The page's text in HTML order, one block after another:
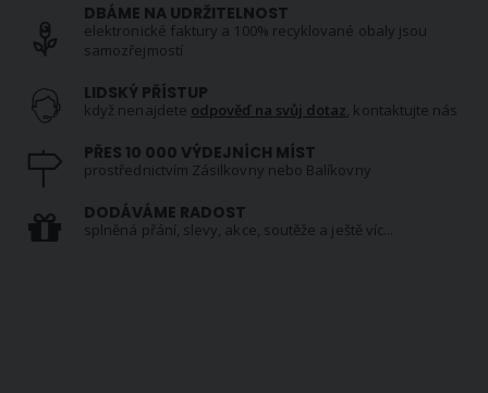
DBÁME NA UDRŽITELNOST
elektronické faktury a 100% recyklované obaly jsou
samozřejmostí
LIDSKÝ PŘÍSTUP
když nenajdete odpověď na svůj dotaz, kontaktujte nás
PŘES 10 000 VÝDEJNÍCH MÍST
prostřednictvím Zásilkovny nebo Balíkovny
DODÁVÁME RADOST
splněná přání, slevy, akce, soutěže a ještě víc...